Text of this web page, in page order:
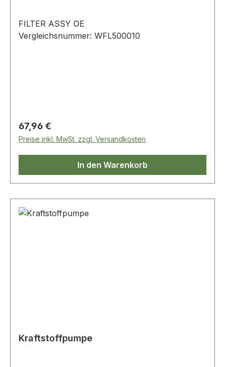
FILTER ASSY OE
Vergleichsnummer: WFL500010
Regulärer Preis:
67,96 €
Preise inkl. MwSt. zzgl. Versandkosten
In den Warenkorb
Kraftstoffpumpe